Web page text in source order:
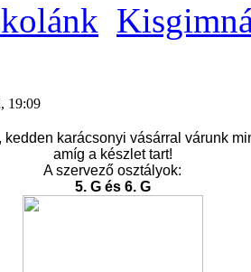
19:09
, kedden karácsonyi vásárral várunk
amíg a készlet tart!
A szervező osztályok:
5. G és 6. G